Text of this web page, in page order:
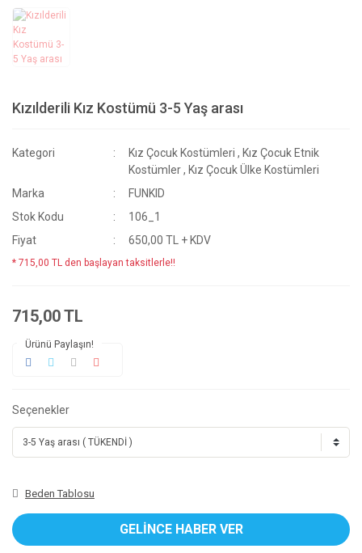
Kızılderili Kız Kostümü 3-5 Yaş arası
Kategori Kız Çocuk Kostümleri , Kız Çocuk Etnik
Kostümler , Kız Çocuk Ülke Kostümleri
Marka
FUNKID
Stok Kodu
106_1
Fiyat
650,00 TL + KDV
* 715,00 TL den başlayan taksitlerle!!
715,00 TL
Ürünü Paylaşın!
Seçenekler
Beden Tablosu
GELİNCE HABER VER